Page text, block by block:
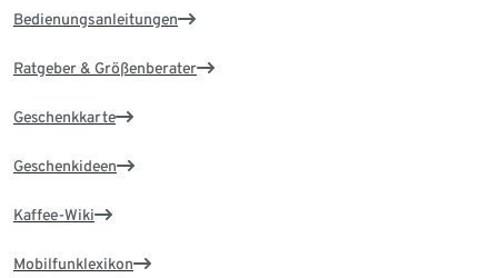
Bedienungsanleitungen
Ratgeber & Größenberater
Geschenkkarte
Geschenkideen
Kaffee-Wiki
Mobilfunklexikon